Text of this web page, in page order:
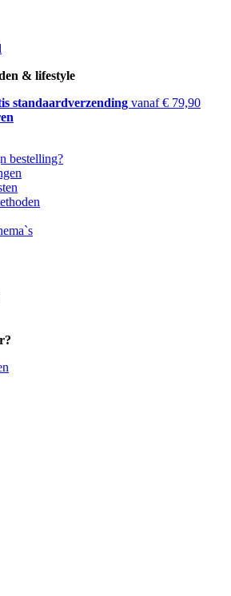
& lifestyle
standaardverzending vanaf € 79,90
bestelling?